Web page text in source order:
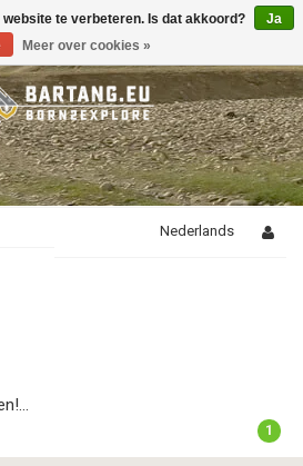
Nederlands
1
te verbeteren. Is dat akkoord?
Ja
Meer over cookies »